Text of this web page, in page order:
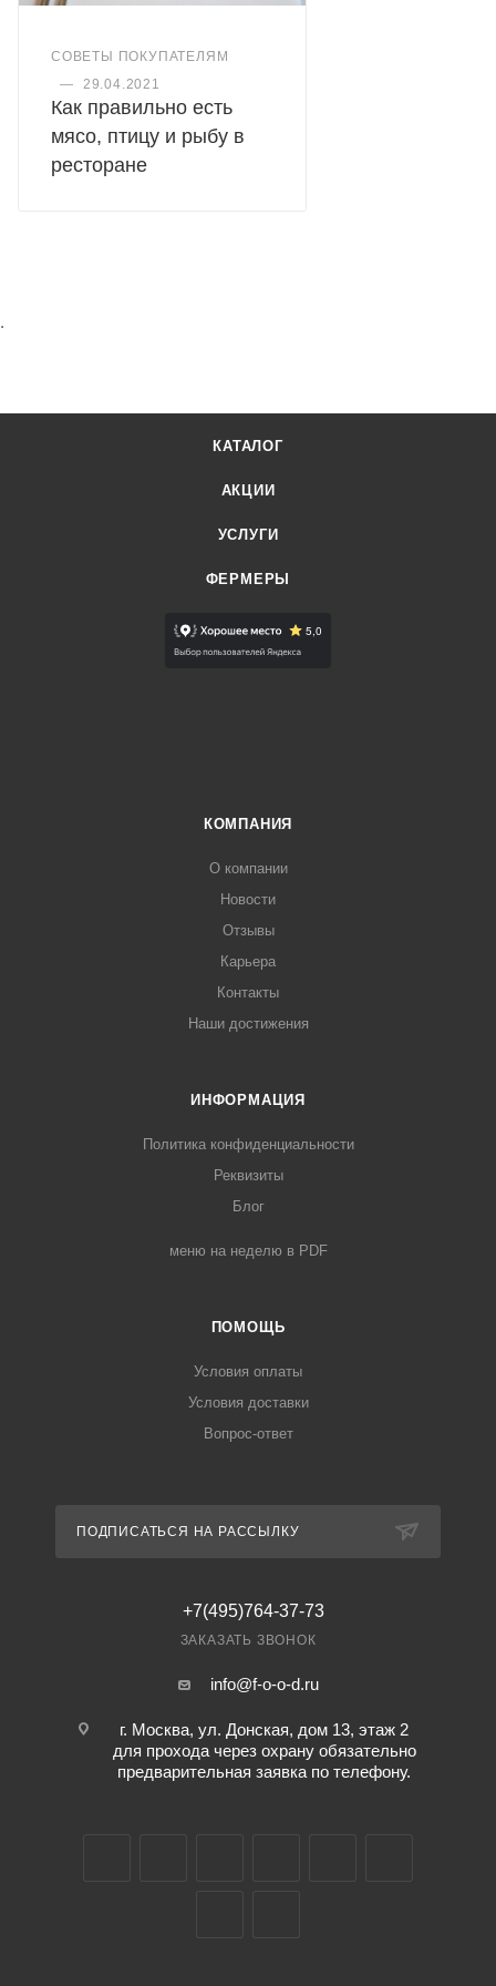
СОВЕТЫ ПОКУПАТЕЛЯМ
—
29.04.2021
Как правильно есть
мясо, птицу и рыбу в
ресторане
.
КАТАЛОГ
АКЦИИ
УСЛУГИ
ФЕРМЕРЫ
КОМПАНИЯ
О компании
Новости
Отзывы
Карьера
Контакты
Наши достижения
ИНФОРМАЦИЯ
Политика конфиденциальности
Реквизиты
Блог
меню на неделю в PDF
ПОМОЩЬ
Условия оплаты
Условия доставки
Вопрос-ответ
ПОДПИСАТЬСЯ НА РАССЫЛКУ
+7(495)764-37-73
ЗАКАЗАТЬ ЗВОНОК
info@f-o-o-d.ru
г. Москва, ул. Донская, дом 13, этаж 2
для прохода через охрану обязательно
предварительная заявка по телефону.